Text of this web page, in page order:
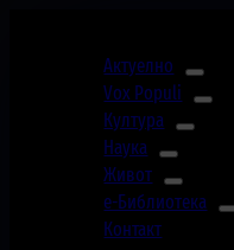
Актуелно
Vox Populi
Култура
Наука
Живот
е-Библиотека
Контакт